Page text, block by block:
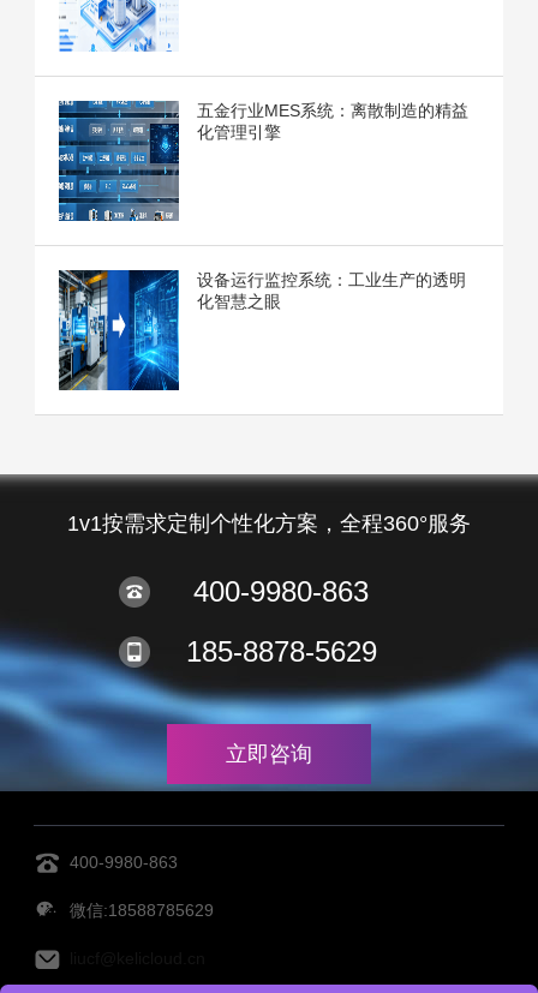
五金行业MES系统：离散制造的精益
化管理引擎
设备运行监控系统：工业生产的透明
化智慧之眼
1v1按需求定制个性化方案，全程360°服务
400-9980-863
185-8878-5629
立即咨询
400-9980-863
微信:18588785629